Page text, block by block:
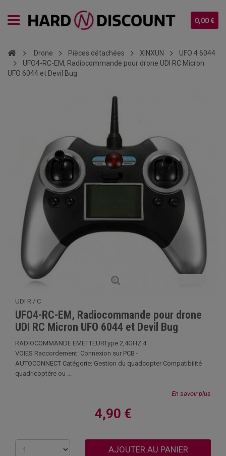
0,00 €
Drone Pièces détachées XINXUN
UFO 4 6044
UFO4-RC-EM, Radiocommande pour drone UDI RC Micron
UFO 6044 et Devil Bug
UDI R / C
UFO4-RC-EM, Radiocommande pour drone
UDI RC Micron UFO 6044 et Devil Bug
RADIOCOMMANDE EMETTEURType 2,4GHZ 4
VOIES Raccordement: Connexion sur PCB -
AUTOCONNECT Catégorie: Gestion du quadcopter Compatibilité
quadricoptère ou ...
En savoir plus
4,90 €
AJOUTER AU PANIER